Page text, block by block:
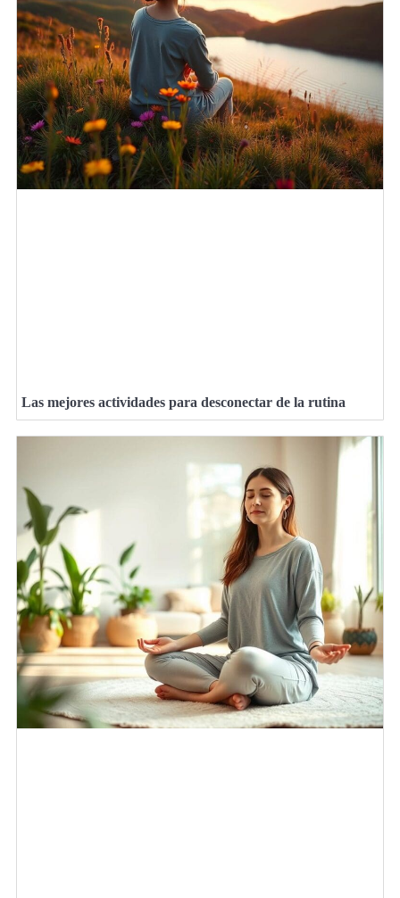
Las mejores actividades para desconectar de la rutina